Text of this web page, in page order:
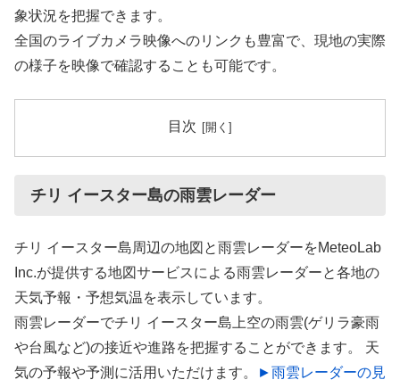
象状況を把握できます。
全国のライブカメラ映像へのリンクも豊富で、現地の実際
の様子を映像で確認することも可能です。
目次
チリ イースター島の雨雲レーダー
チリ イースター島周辺の地図と雨雲レーダーをMeteoLab
Inc.が提供する地図サービスによる雨雲レーダーと各地の
天気予報・予想気温を表示しています。
雨雲レーダーでチリ イースター島上空の雨雲(ゲリラ豪雨
や台風など)の接近や進路を把握することができます。 天
気の予報や予測に活用いただけます。
►雨雲レーダーの見